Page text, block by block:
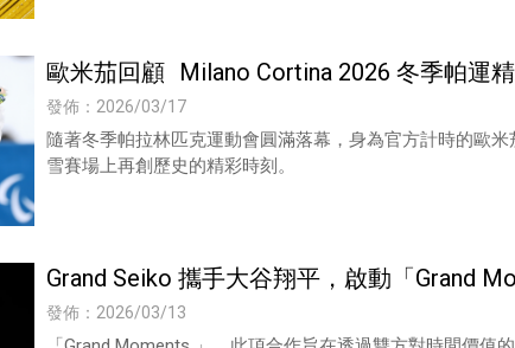
歐米茄回顧 Milano Cortina 2026 冬季帕運
發佈：2026/03/17
隨著冬季帕拉林匹克運動會圓滿落幕，身為官方計時的歐
雪賽場上再創歷史的精彩時刻。
Grand Seiko 攜手大谷翔平，啟動「Grand
發佈：2026/03/13